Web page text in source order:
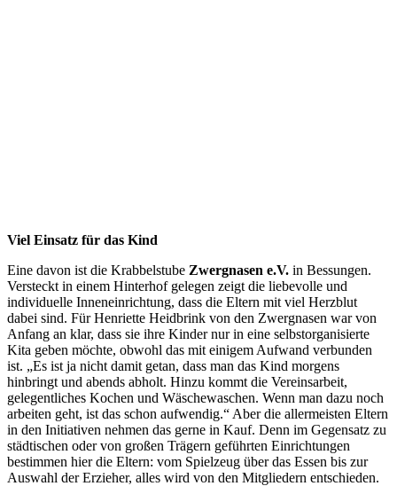
Viel Einsatz für das Kind
Eine davon ist die Krabbelstube Zwergnasen e.V. in Bessungen.
Versteckt in einem Hinterhof gelegen zeigt die liebevolle und
individuelle Inneneinrichtung, dass die Eltern mit viel Herzblut
dabei sind. Für Henriette Heidbrink von den Zwergnasen war von
Anfang an klar, dass sie ihre Kinder nur in eine selbstorganisierte
Kita geben möchte, obwohl das mit einigem Aufwand verbunden
ist. „Es ist ja nicht damit getan, dass man das Kind morgens
hinbringt und abends abholt. Hinzu kommt die Vereinsarbeit,
gelegentliches Kochen und Wäschewaschen. Wenn man dazu noch
arbeiten geht, ist das schon aufwendig.“ Aber die allermeisten Eltern
in den Initiativen nehmen das gerne in Kauf. Denn im Gegensatz zu
städtischen oder von großen Trägern geführten Einrichtungen
bestimmen hier die Eltern: vom Spielzeug über das Essen bis zur
Auswahl der Erzieher, alles wird von den Mitgliedern entschieden.